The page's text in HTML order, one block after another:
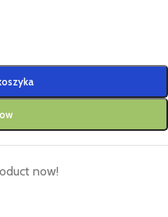
now!